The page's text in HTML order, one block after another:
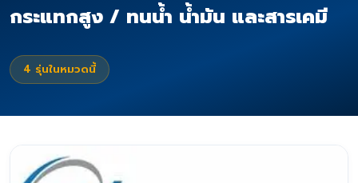
กระแทกสูง / ทนน้ำ น้ำมัน และสารเคมี
4 รุ่นในหมวดนี้